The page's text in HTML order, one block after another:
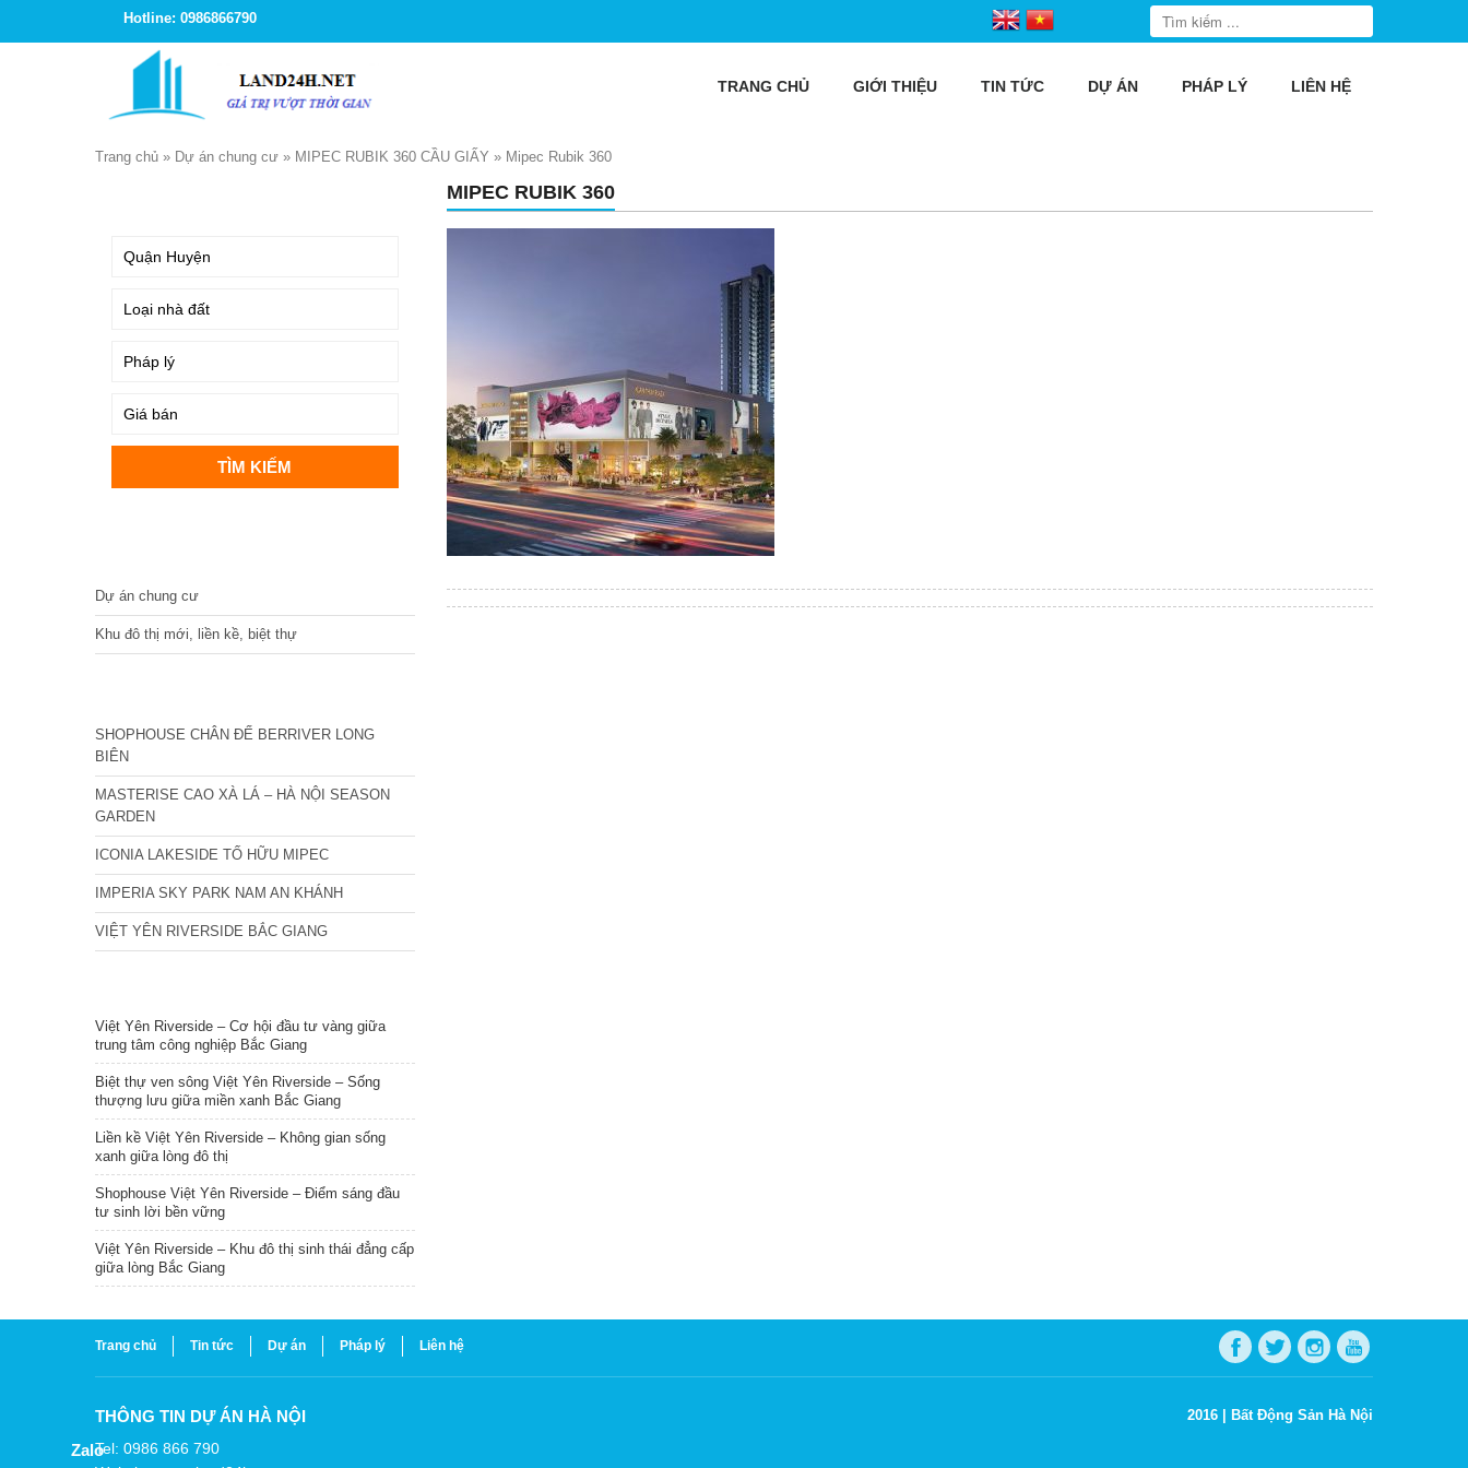
Hotline: 0986866790
TRANG CHỦ GIỚI THIỆU TIN TỨC DỰ ÁN PHÁP LÝ LIÊN HỆ
Trang chủ » Dự án chung cư » MIPEC RUBIK 360 CẦU GIẤY » Mipec Rubik 360
MIPEC RUBIK 360
Dự án chung cư
Khu đô thị mới, liền kề, biệt thự
SHOPHOUSE CHÂN ĐẾ BERRIVER LONG
BIÊN
MASTERISE CAO XÀ LÁ – HÀ NỘI SEASON
GARDEN
ICONIA LAKESIDE TỐ HỮU MIPEC
IMPERIA SKY PARK NAM AN KHÁNH
VIỆT YÊN RIVERSIDE BẮC GIANG
Việt Yên Riverside – Cơ hội đầu tư vàng giữa
trung tâm công nghiệp Bắc Giang
Biệt thự ven sông Việt Yên Riverside – Sống
thượng lưu giữa miền xanh Bắc Giang
Liền kề Việt Yên Riverside – Không gian sống
xanh giữa lòng đô thị
Shophouse Việt Yên Riverside – Điểm sáng đầu
tư sinh lời bền vững
Việt Yên Riverside – Khu đô thị sinh thái đẳng cấp
giữa lòng Bắc Giang
Trang chủ Tin tức Dự án Pháp lý Liên hệ
THÔNG TIN DỰ ÁN HÀ NỘI
Tel: 0986 866 790
2016 | Bất Động Sản Hà Nội
Zalo